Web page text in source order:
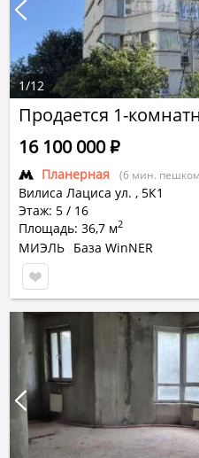
Продается 1-
Планерная (6 мин.
Вилиса Лациса ул. , 5К1
Этаж: 5 / 16
Площадь: 36,7 м2
16 100 000Р
МИЭЛЬ База WinNER
1/12